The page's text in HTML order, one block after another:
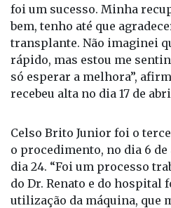
foi um sucesso. Minha
bem, tenho até que
transplante. Não imaginei
rápido, mas estou me
só esperar a melhora”,
recebeu alta no dia 17 de
Celso Brito Junior foi o
o procedimento, no dia 6
dia 24. “Foi um processo
do Dr. Renato e do hospital
utilização da máquina, que